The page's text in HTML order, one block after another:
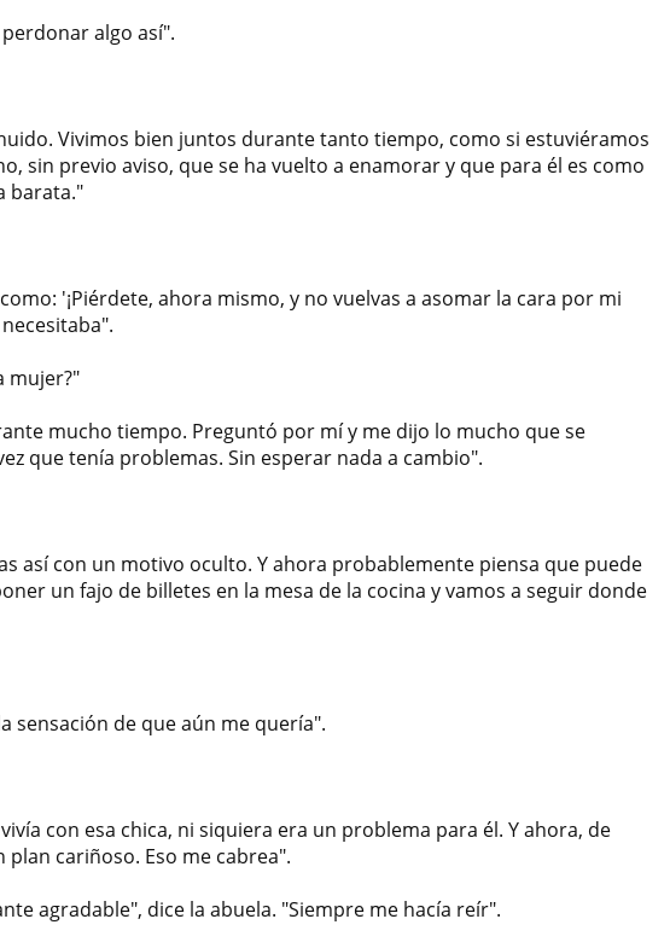
algo así".
Vivimos bien juntos durante tanto tiempo, como si estuviéramos
sin previo aviso, que se ha vuelto a enamorar y que para él es como
barata."
'¡Piérdete, ahora mismo, y no vuelvas a asomar la cara por mi
mujer?"
mucho tiempo. Preguntó por mí y me dijo lo mucho que se
que tenía problemas. Sin esperar nada a cambio".
así con un motivo oculto. Y ahora probablemente piensa que puede
un fajo de billetes en la mesa de la cocina y vamos a seguir donde
sensación de que aún me quería".
con esa chica, ni siquiera era un problema para él. Y ahora, de
cariñoso. Eso me cabrea".
agradable", dice la abuela. "Siempre me hacía reír".